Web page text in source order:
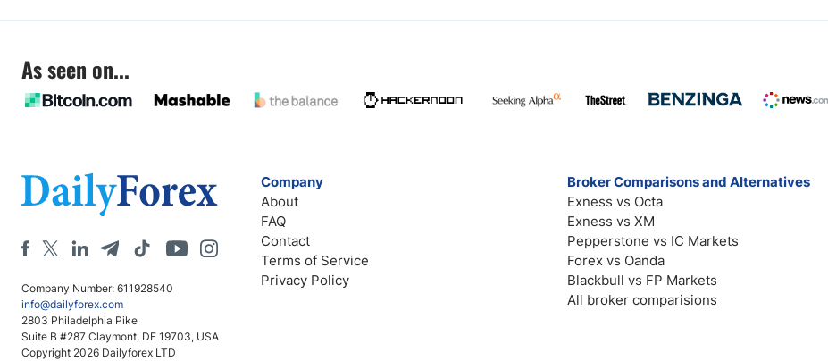
As seen on...
Company Number: 611928540
info@dailyforex.com
2803 Philadelphia Pike
Suite B #287 Claymont, DE 19703, USA
Copyright 2026 Dailyforex LTD
Company
About
FAQ
Contact
Terms of Service
Privacy Policy
Broker Comparisons and Alternatives
Exness vs Octa
Exness vs XM
Pepperstone vs IC Markets
Forex vs Oanda
Blackbull vs FP Markets
All broker comparisions